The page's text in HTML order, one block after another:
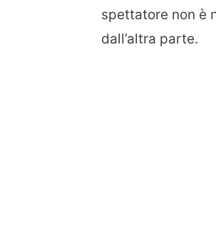
spettatore non è
dall’altra parte.